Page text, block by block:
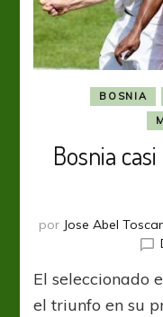
BOSNIA
Bosnia
por Jose Abel
El seleccionado
el triunfo en su